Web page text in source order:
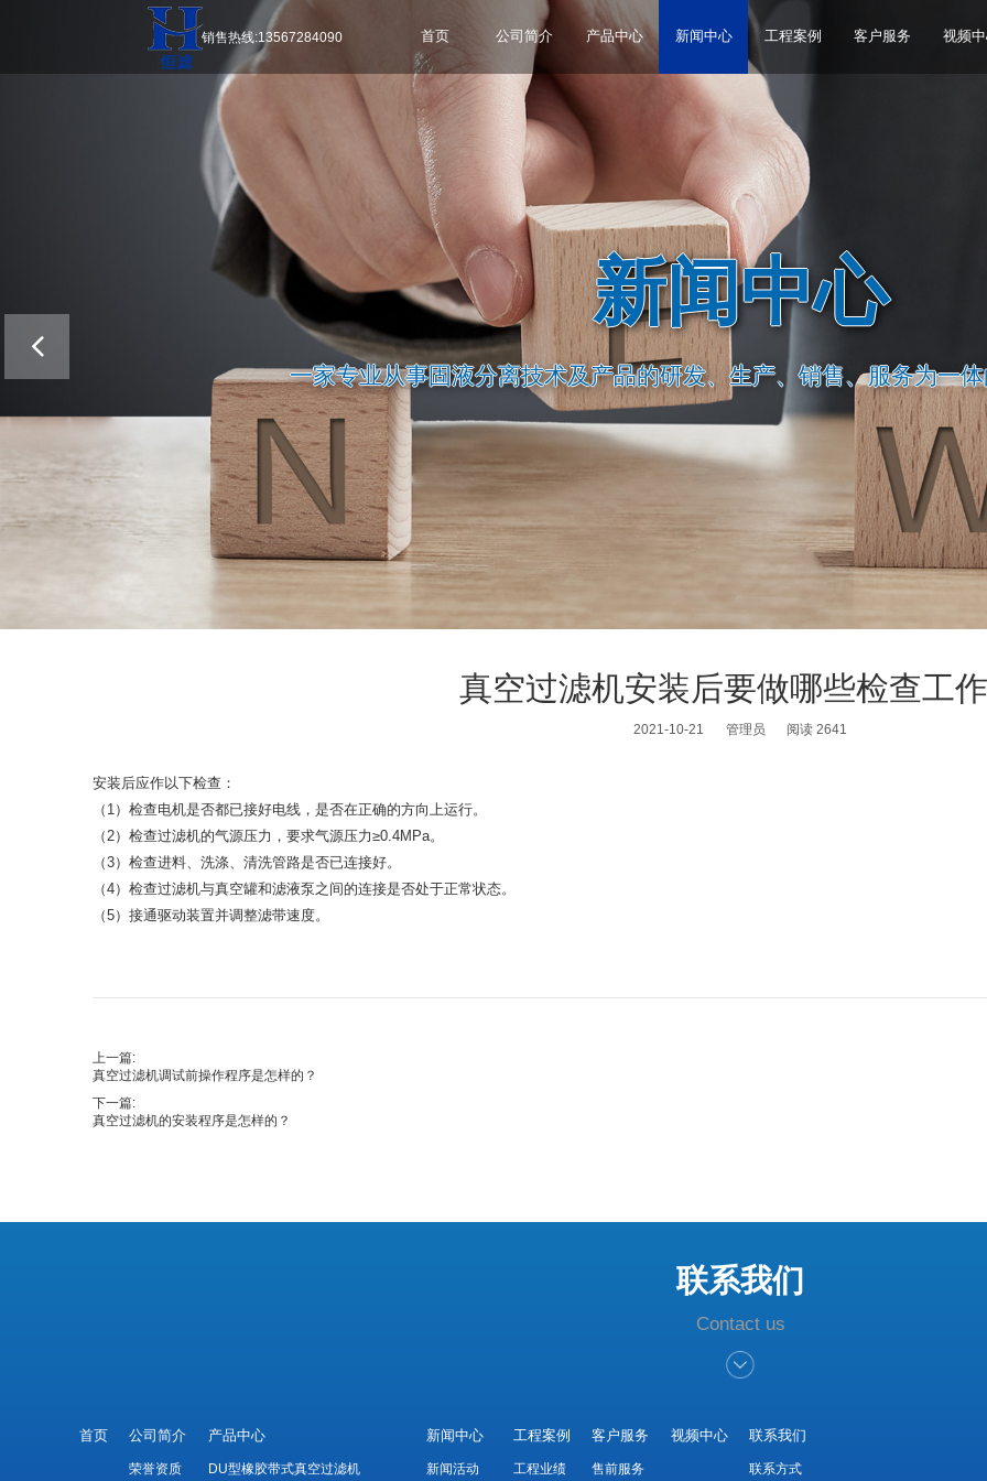
销售热线:13567284090 首页 公司简介 产品中心 新闻中心 工程案例 客户服务 视频
新闻中心
一家专业从事固液分离技术及产品的研发、生产、销售、服务为一
真空过滤机安装后要做哪些检查工
2021-10-21 管理员 阅读 2641
安装后应作以下检查：
（1）检查电机是否都已接好电线，是否在正确的方向上运行。
（2）检查过滤机的气源压力，要求气源压力≥0.4MPa。
（3）检查进料、洗涤、清洗管路是否已连接好。
（4）检查过滤机与真空罐和滤液泵之间的连接是否处于正常状态。
（5）接通驱动装置并调整滤带速度。
上一篇:
真空过滤机调试前操作程序是怎样的？
下一篇:
真空过滤机的安装程序是怎样的？
联系我们
Contact us
首页 公司简介
荣誉资质
产品中心
DU型橡胶带式真空过滤机
新闻中心
新闻活动
工程案例
工程业绩
客户服务
售前服务
视频中心 联系我们
联系方式